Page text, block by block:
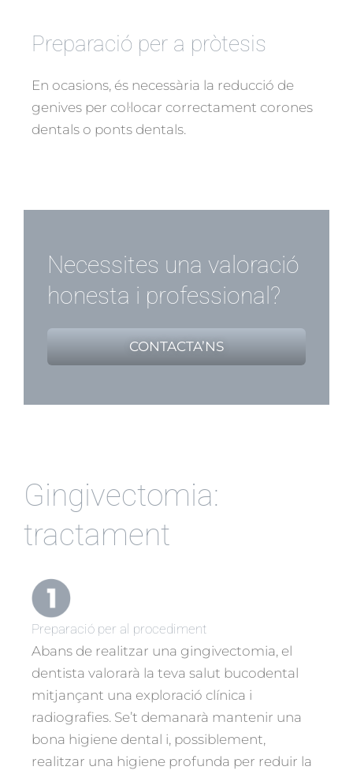
Preparació per a pròtesis
En ocasions, és necessària la reducció de
genives per col·locar correctament corones
dentals o ponts dentals.
Necessites una valoració
honesta i professional?
CONTACTA’NS
Gingivectomia:
tractament
Preparació per al procediment
Abans de realitzar una gingivectomia, el
dentista valorarà la teva salut bucodental
mitjançant una exploració clínica i
radiografies. Se’t demanarà mantenir una
bona higiene dental i, possiblement,
realitzar una higiene profunda per reduir la